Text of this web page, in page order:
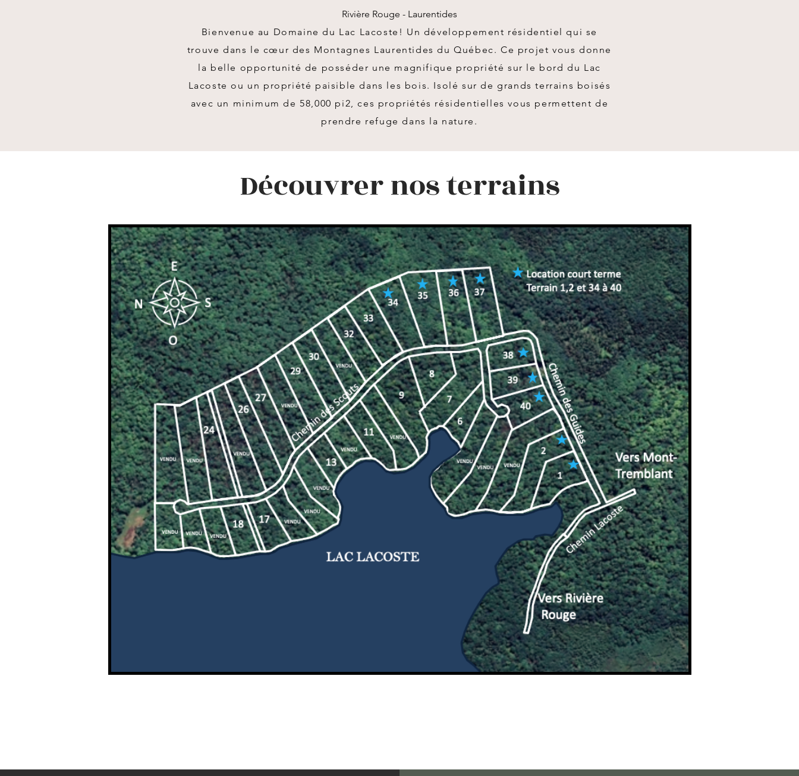
Rivière Rouge - Laurentides
Bienvenue au Domaine du Lac Lacoste! Un développement résidentiel qui se
trouve dans le cœur des Montagnes Laurentides du Québec. Ce projet vous donne
la belle opportunité de posséder une magnifique propriété sur le bord du Lac
Lacoste ou un propriété paisible dans les bois. Isolé sur de grands terrains boisés
avec un minimum de 58,000 pi2, ces propriétés résidentielles vous permettent de
prendre refuge dans la nature.
Découvrer nos terrains